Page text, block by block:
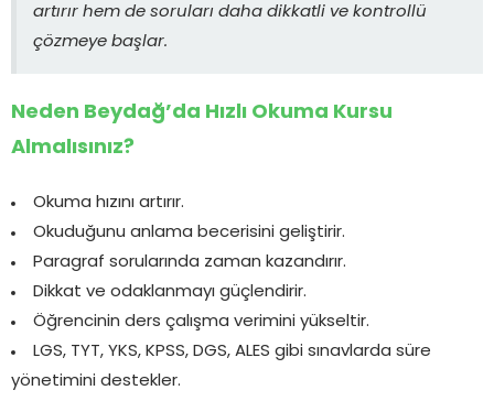
artırır hem de soruları daha dikkatli ve kontrollü
çözmeye başlar.
Neden Beydağ’da Hızlı Okuma Kursu
Almalısınız?
Okuma hızını artırır.
Okuduğunu anlama becerisini geliştirir.
Paragraf sorularında zaman kazandırır.
Dikkat ve odaklanmayı güçlendirir.
Öğrencinin ders çalışma verimini yükseltir.
LGS, TYT, YKS, KPSS, DGS, ALES gibi sınavlarda süre
yönetimini destekler.